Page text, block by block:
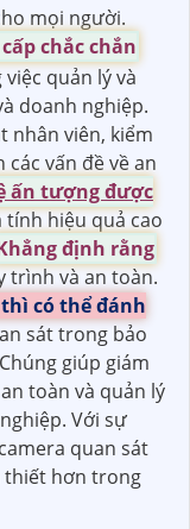
mọi người.
chắc chắn
quản lý và
doanh nghiệp.
nhân viên, kiểm
vấn đề về an
ấn tượng được
tính hiệu quả cao
định rằng
trình và an toàn.
có thể đánh
sát trong bảo
giúp giám
toàn và quản lý
Với sự
quan sát
thiết hơn trong